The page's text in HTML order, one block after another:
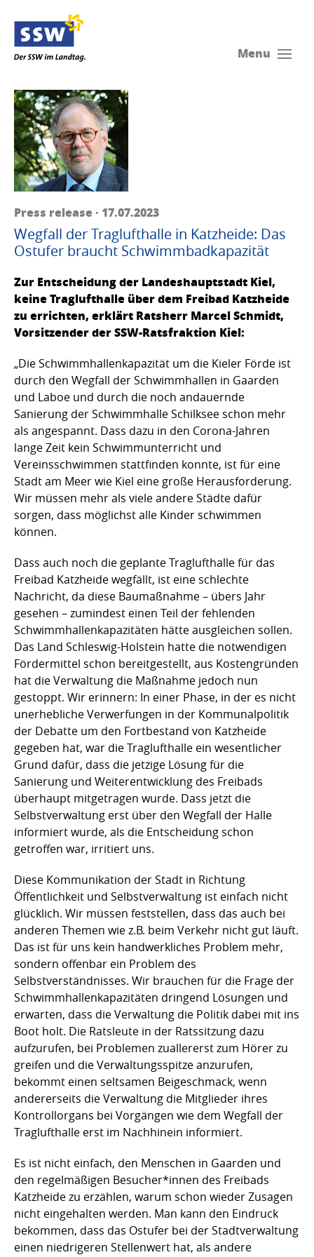
Menu
Press release · 17.07.2023
Wegfall der Traglufthalle in Katzheide: Das
Ostufer braucht Schwimmbadkapazität
Zur Entscheidung der Landeshauptstadt Kiel,
keine Traglufthalle über dem Freibad Katzheide
zu errichten, erklärt Ratsherr Marcel Schmidt,
Vorsitzender der SSW-Ratsfraktion Kiel:
„Die Schwimmhallenkapazität um die Kieler Förde ist
durch den Wegfall der Schwimmhallen in Gaarden
und Laboe und durch die noch andauernde
Sanierung der Schwimmhalle Schilksee schon mehr
als angespannt. Dass dazu in den Corona-Jahren
lange Zeit kein Schwimmunterricht und
Vereinsschwimmen stattfinden konnte, ist für eine
Stadt am Meer wie Kiel eine große Herausforderung.
Wir müssen mehr als viele andere Städte dafür
sorgen, dass möglichst alle Kinder schwimmen
können.
Dass auch noch die geplante Traglufthalle für das
Freibad Katzheide wegfällt, ist eine schlechte
Nachricht, da diese Baumaßnahme – übers Jahr
gesehen – zumindest einen Teil der fehlenden
Schwimmhallenkapazitäten hätte ausgleichen sollen.
Das Land Schleswig-Holstein hatte die notwendigen
Fördermittel schon bereitgestellt, aus Kostengründen
hat die Verwaltung die Maßnahme jedoch nun
gestoppt. Wir erinnern: In einer Phase, in der es nicht
unerhebliche Verwerfungen in der Kommunalpolitik
der Debatte um den Fortbestand von Katzheide
gegeben hat, war die Traglufthalle ein wesentlicher
Grund dafür, dass die jetzige Lösung für die
Sanierung und Weiterentwicklung des Freibads
überhaupt mitgetragen wurde. Dass jetzt die
Selbstverwaltung erst über den Wegfall der Halle
informiert wurde, als die Entscheidung schon
getroffen war, irritiert uns.
Diese Kommunikation der Stadt in Richtung
Öffentlichkeit und Selbstverwaltung ist einfach nicht
glücklich. Wir müssen feststellen, dass das auch bei
anderen Themen wie z.B. beim Verkehr nicht gut läuft.
Das ist für uns kein handwerkliches Problem mehr,
sondern offenbar ein Problem des
Selbstverständnisses. Wir brauchen für die Frage der
Schwimmhallenkapazitäten dringend Lösungen und
erwarten, dass die Verwaltung die Politik dabei mit ins
Boot holt. Die Ratsleute in der Ratssitzung dazu
aufzurufen, bei Problemen zuallererst zum Hörer zu
greifen und die Verwaltungsspitze anzurufen,
bekommt einen seltsamen Beigeschmack, wenn
andererseits die Verwaltung die Mitglieder ihres
Kontrollorgans bei Vorgängen wie dem Wegfall der
Traglufthalle erst im Nachhinein informiert.
Es ist nicht einfach, den Menschen in Gaarden und
den regelmäßigen Besucher*innen des Freibads
Katzheide zu erzählen, warum schon wieder Zusagen
nicht eingehalten werden. Man kann den Eindruck
bekommen, dass das Ostufer bei der Stadtverwaltung
einen niedrigeren Stellenwert hat, als andere